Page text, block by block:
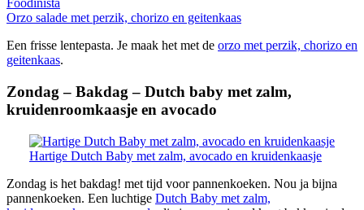
Orzo salade met perzik, chorizo en geitenkaas
Een frisse lentepasta. Je maak het met de orzo met perzik, chorizo en
geitenkaas.
Zondag – Bakdag – Dutch baby met zalm,
kruidenroomkaasje en avocado
Hartige Dutch Baby met zalm, avocado en kruidenkaasje
Zondag is het bakdag! met tijd voor pannenkoeken. Nou ja bijna
pannenkoeken. Een luchtige Dutch Baby met zalm,